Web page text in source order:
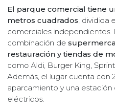
El parque comercial tiene
metros cuadrados, dividida
comerciales independientes.
combinación de
restauración y tiendas de
como Aldi, Burger King,
Además, el lugar cuenta con
aparcamiento y una estación
eléctricos.